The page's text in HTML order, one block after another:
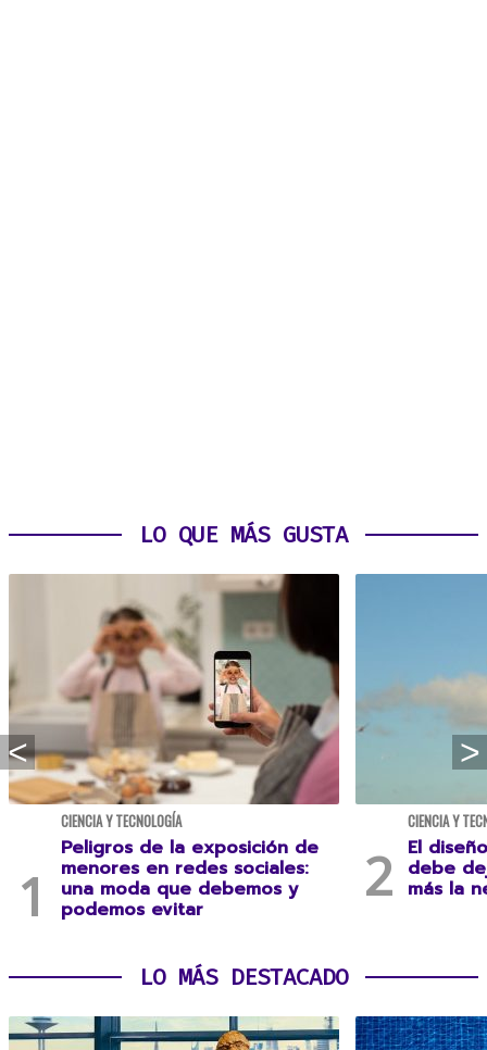
LO QUE MÁS GUSTA
CIENCIA Y TECNOLOGÍA
Peligros de la exposición de
menores en redes sociales:
una moda que debemos y
podemos evitar
CIENCIA Y
El
debe
más la
LO MÁS DESTACADO